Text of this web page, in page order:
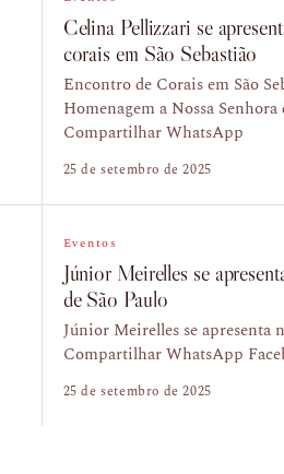
Celina Pellizzari se
corais em São Sebastião
Encontro de Corais em São
Homenagem a Nossa
Compartilhar WhatsApp
25 de setembro de 2025
Eventos
Júnior Meirelles se
de São Paulo
Júnior Meirelles se apresenta
Compartilhar WhatsApp
25 de setembro de 2025